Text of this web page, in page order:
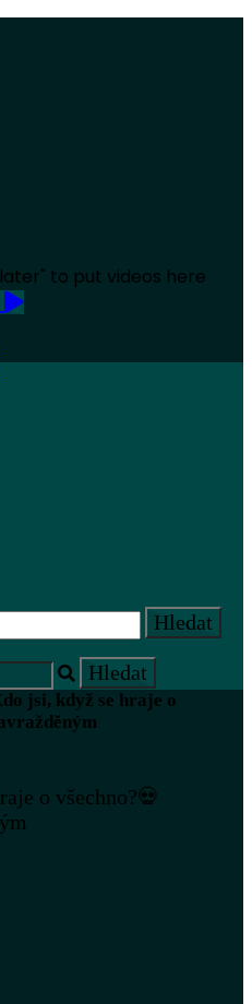
to put videos here
jsi, když se hraje o
o všechno?💀